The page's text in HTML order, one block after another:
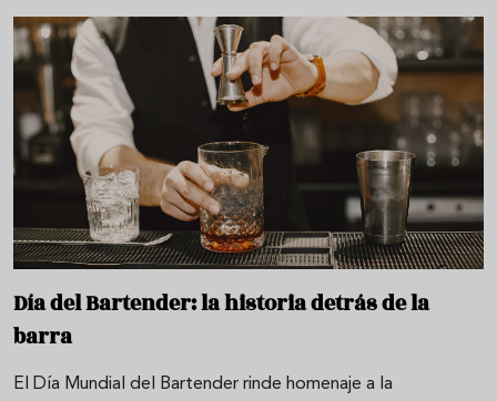
Día del Bartender: la historia detrás de la
barra
El Día Mundial del Bartender rinde homenaje a la